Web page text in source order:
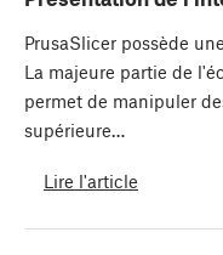
PrusaSlicer possède
La majeure partie de
permet de manipuler
supérieure…
Lire l'article